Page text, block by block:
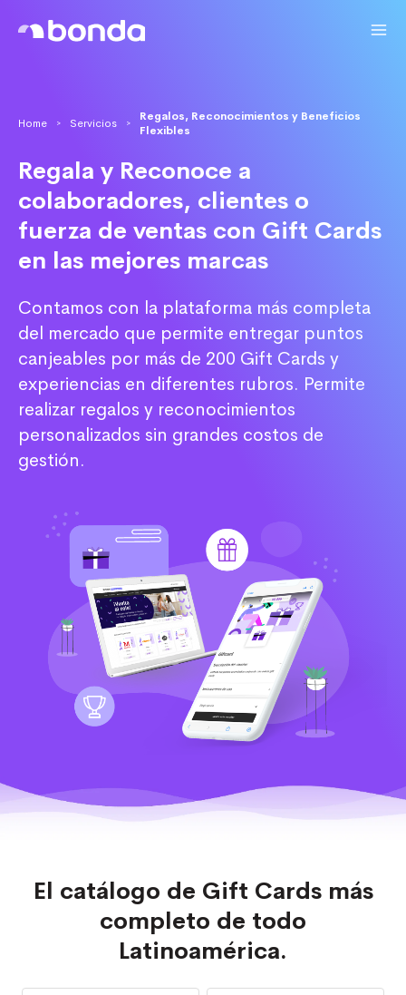
Home > Servicios >
Regalos, Reconocimientos y Beneficios
Flexibles
Regala y Reconoce a
colaboradores, clientes o
fuerza de ventas con Gift Cards
en las mejores marcas
Contamos con la plataforma más completa
del mercado que permite entregar puntos
canjeables por más de 200 Gift Cards y
experiencias en diferentes rubros. Permite
realizar regalos y reconocimientos
personalizados sin grandes costos de
gestión.
El catálogo de Gift Cards más
completo de todo
Latinoamérica.